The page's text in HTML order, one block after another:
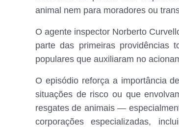
animal nem para moradores ou
O agente inspector Norberto
parte das primeiras providências
populares que auxiliaram no
O episódio reforça a importância
situações de risco ou que
resgates de animais —
corporações especializadas,